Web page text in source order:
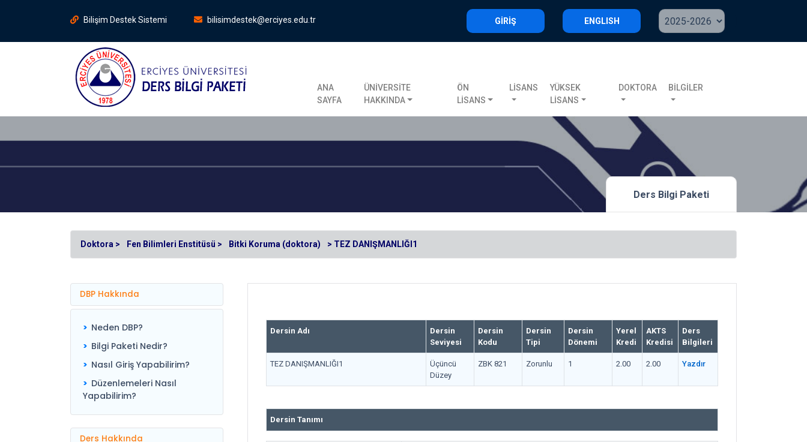
Bilişim Destek Sistemi bilisimdestek@erciyes.edu.tr ENGLISH
GİRİŞ
ANA
SAYFA
ÜNİVERSİTE
HAKKINDA
ÖN
LİSANS
LİSANS
YÜKSEK
LİSANS
DOKTORA BİLGİLER
Ders Bilgi Paketi
Doktora > Fen Bilimleri Enstitüsü > Bitki Koruma (doktora) > TEZ DANIŞMANLIĞI1
DBP Hakkında
Neden DBP?
Bilgi Paketi Nedir?
Nasıl Giriş Yapabilirim?
Düzenlemeleri Nasıl
Yapabilirim?
Ders Hakkında
Dersin Adı
Dersin
Seviyesi
Dersin
Kodu
Dersin
Tipi
Dersin
Dönemi
Yerel
Kredi
AKTS
Kredisi
Ders
Bilgileri
TEZ DANIŞMANLIĞI1
Üçüncü
Düzey
ZBK 821 Zorunlu 1 2.00 2.00 Yazdır
Dersin Tanımı